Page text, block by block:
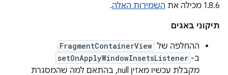
1.8.6 מכילה את
השמירות האלה.
תיקוני באגים
ההחלפה של FragmentContainerView
ב- setOnApplyWindowInsetsListener
מקבלת עכשיו מאזין null, בהתאם למה שהמסגרת